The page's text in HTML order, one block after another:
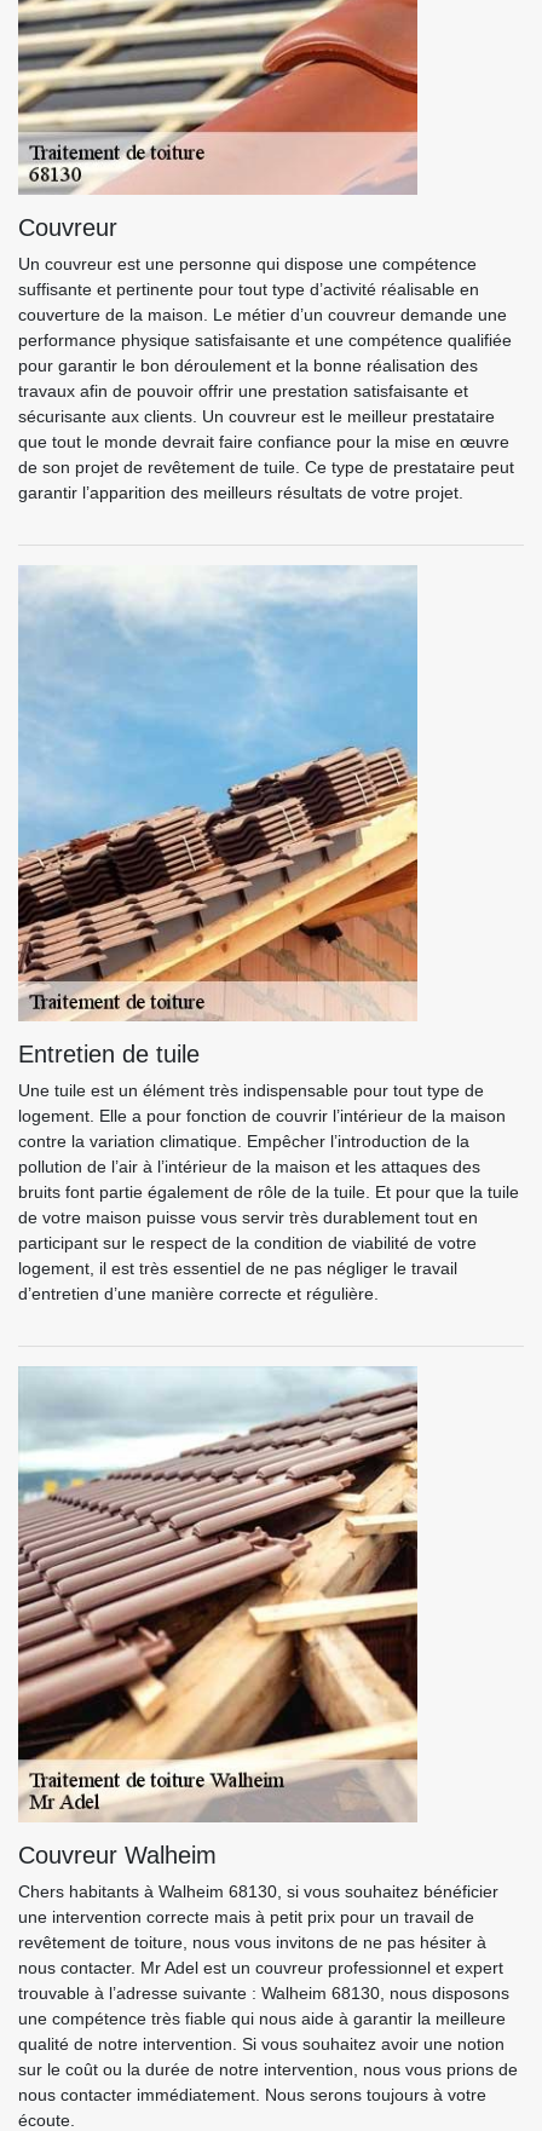
Couvreur
Un couvreur est une personne qui dispose une compétence
suffisante et pertinente pour tout type d’activité réalisable en
couverture de la maison. Le métier d’un couvreur demande une
performance physique satisfaisante et une compétence qualifiée
pour garantir le bon déroulement et la bonne réalisation des
travaux afin de pouvoir offrir une prestation satisfaisante et
sécurisante aux clients. Un couvreur est le meilleur prestataire
que tout le monde devrait faire confiance pour la mise en œuvre
de son projet de revêtement de tuile. Ce type de prestataire peut
garantir l’apparition des meilleurs résultats de votre projet.
Entretien de tuile
Une tuile est un élément très indispensable pour tout type de
logement. Elle a pour fonction de couvrir l’intérieur de la maison
contre la variation climatique. Empêcher l’introduction de la
pollution de l’air à l’intérieur de la maison et les attaques des
bruits font partie également de rôle de la tuile. Et pour que la tuile
de votre maison puisse vous servir très durablement tout en
participant sur le respect de la condition de viabilité de votre
logement, il est très essentiel de ne pas négliger le travail
d’entretien d’une manière correcte et régulière.
Couvreur Walheim
Chers habitants à Walheim 68130, si vous souhaitez bénéficier
une intervention correcte mais à petit prix pour un travail de
revêtement de toiture, nous vous invitons de ne pas hésiter à
nous contacter. Mr Adel est un couvreur professionnel et expert
trouvable à l’adresse suivante : Walheim 68130, nous disposons
une compétence très fiable qui nous aide à garantir la meilleure
qualité de notre intervention. Si vous souhaitez avoir une notion
sur le coût ou la durée de notre intervention, nous vous prions de
nous contacter immédiatement. Nous serons toujours à votre
écoute.